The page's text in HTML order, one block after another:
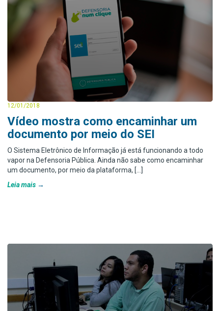
12/01/2018
Vídeo mostra como encaminhar um
documento por meio do SEI
O Sistema Eletrônico de Informação já está funcionando a todo
vapor na Defensoria Pública. Ainda não sabe como encaminhar
um documento, por meio da plataforma, […]
Leia mais